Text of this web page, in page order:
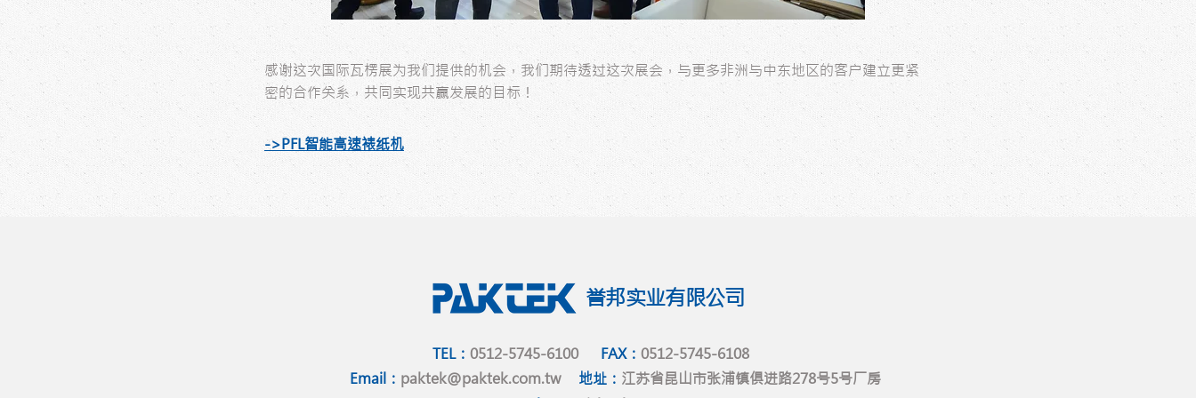
感谢这次国际瓦楞展为我们提供的机会，我们期待透过这次展会，与更多非洲与中东地区的客户建立更紧
密的合作关系，共同实现共赢发展的目标！
->PFL智能高速裱纸机
誉邦实业有限公司
TEL： 0512-5745-6100 FAX： 0512-5745-6108
Email： paktek@paktek.com.tw 地址： 江苏省昆山市张浦镇俱进路278号5号厂房